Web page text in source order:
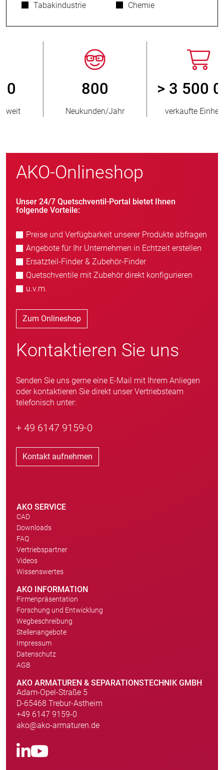
Tabakindustrie
Chemie
Neukunden/Jahr
> 3 500 000
verkaufte Einheiten
AKO-Onlineshop
Unser 24/7 Quetschventil-Portal bietet Ihnen
folgende Vorteile:
Preise und Verfügbarkeit unserer Produkte abfragen
Angebote für Ihr Unternehmen in Echtzeit erstellen
Ersatzteil-Finder & Zubehör-Finder
Quetschventile mit Zubehör direkt konfigurieren
u.v.m.
Zum Onlineshop
Kontaktieren Sie uns
Senden Sie uns gerne eine E-Mail mit Ihrem Anliegen
oder kontaktieren Sie direkt unser Vertriebsteam
telefonisch unter:
+ 49 6147 9159-0
Kontakt aufnehmen
AKO SERVICE
CAD
Downloads
FAQ
Vertriebspartner
Videos
Wissenswertes
AKO INFORMATION
Firmenpräsentation
Forschung und Entwicklung
Wegbeschreibung
Stellenangebote
Impressum
Datenschutz
AGB
AKO ARMATUREN & SEPARATIONSTECHNIK GMBH
Adam-Opel-Straße 5
D-65468 Trebur-Astheim
+49 6147 9159-0
ako@ako-armaturen.de